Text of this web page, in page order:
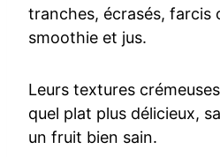
tranches, écrasés, farcis
smoothie et jus.
Leurs textures
quel plat plus délicieux,
un fruit bien sain.